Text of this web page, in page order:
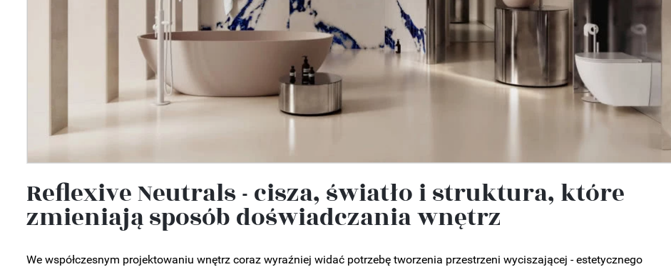
Reflexive Neutrals - cisza, światło i struktura, które
zmieniają sposób doświadczania wnętrz
We współczesnym projektowaniu wnętrz coraz wyraźniej widać potrzebę tworzenia przestrzeni wyciszającej - estetycznego